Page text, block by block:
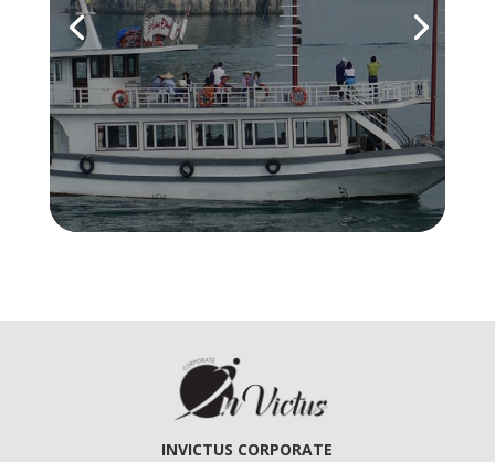
Le Vietnam est une destination
exceptionnelle faite de montagnes et de
plages magnifiques, de villes
dynamiques riches historiquement et
culturellement. Un voyage au Nord du
Vietnam, c’est l’assurance de s’évader et
de découvrir de somptueux sites : Hanoi,
la...
INVICTUS CORPORATE